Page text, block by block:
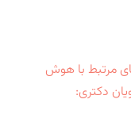
مرتبط با هوش
دکتری: